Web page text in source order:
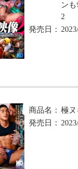
ン
2
発売日：
商品名： 極ヌ
発売日：